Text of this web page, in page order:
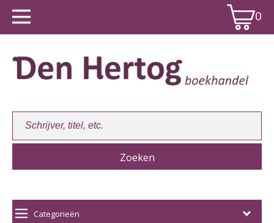
0
Winkelwagen:
Categorieën